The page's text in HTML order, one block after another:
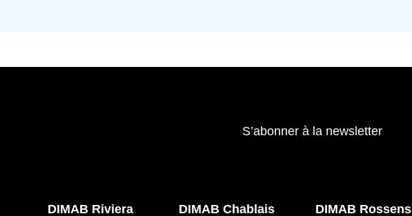
S’abonner à la newsletter
DIMAB Riviera
DIMAB Chablais
DIMAB Rossens